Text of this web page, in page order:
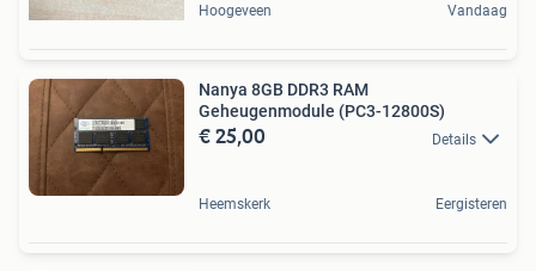
Hoogeveen Vandaag
Nanya 8GB DDR3 RAM
Geheugenmodule (PC3-12800S)
€ 25,00 Details
Heemskerk Eergisteren